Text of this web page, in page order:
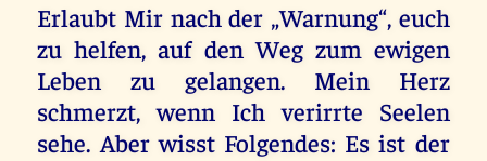
Erlaubt Mir nach der „Warnung“, euch
zu helfen, auf den Weg zum ewigen
Leben zu gelangen. Mein Herz
schmerzt, wenn Ich verirrte Seelen
sehe. Aber wisst Folgendes: Es ist der